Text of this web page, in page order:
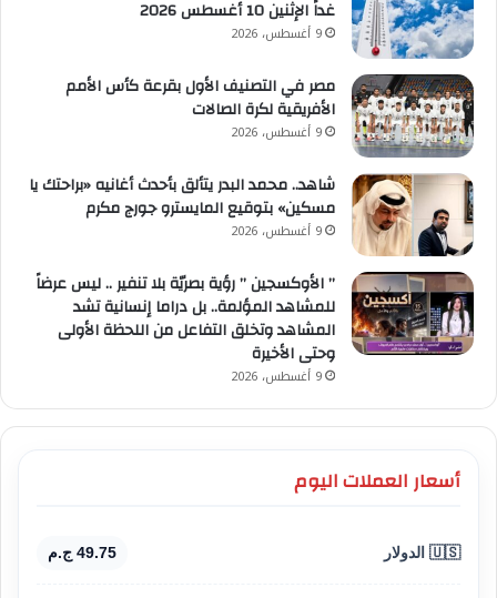
غداً الإثنين 10 أغسطس 2026
9 أغسطس، 2026
مصر في التصنيف الأول بقرعة كأس الأمم
الأفريقية لكرة الصالات
9 أغسطس، 2026
شاهد.. محمد البدر يتألق بأحدث أغانيه «براحتك يا
مسكين» بتوقيع المايسترو جورج مكرم
9 أغسطس، 2026
” الأوكسجين ” رؤية بصريّة بلا تنفير .. ليس عرضاً
للمشاهد المؤلمة.. بل دراما إنسانية تشد
المشاهد وتخلق التفاعل من اللحظة الأولى
وحتى الأخيرة
9 أغسطس، 2026
أسعار العملات اليوم
🇺🇸 الدولار 49.75 ج.م